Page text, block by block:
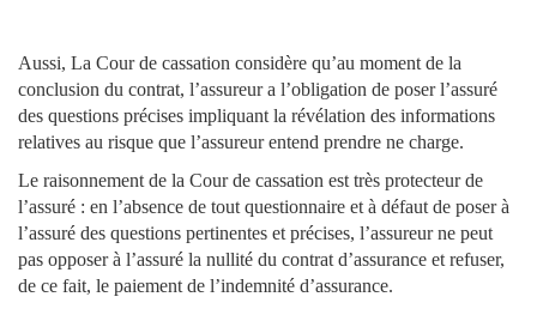
Aussi, La Cour de cassation considère qu’au moment de la
conclusion du contrat, l’assureur a l’obligation de poser l’assuré
des questions précises impliquant la révélation des informations
relatives au risque que l’assureur entend prendre ne charge.
Le raisonnement de la Cour de cassation est très protecteur de
l’assuré : en l’absence de tout questionnaire et à défaut de poser à
l’assuré des questions pertinentes et précises, l’assureur ne peut
pas opposer à l’assuré la nullité du contrat d’assurance et refuser,
de ce fait, le paiement de l’indemnité d’assurance.